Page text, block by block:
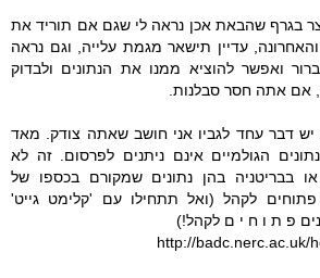
בגרף שהבאת אכן נראה לי שגם אם תוריד את
עדיין תישאר מגמת עלייה, וגם נראה
ואפשר להוציא ממנו את הנתונים ולבדוק
אם אתה חסר סבלנות.
דבר עחד לגביו אני חושב שאתה צודק. מאד
הגולמיים אינם ניתנים לפרסום. זה לא
בבריטניה בהן נתונים שמקורם בכספו של
לקהל (ואל תתחילו עם 'קלימט גייט'
פ ת ו ח י ם לקהל!)
http://badc.nerc.ac.uk/